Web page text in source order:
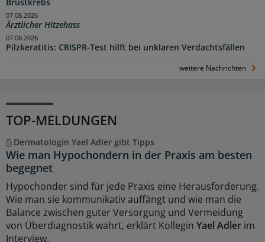
Brustkrebs
Ärztlicher Hitzehass
07.08.2026
Pilzkeratitis: CRISPR-Test hilft bei unklaren Verdachtsfällen
07.08.2026
weitere Nachrichten
TOP-MELDUNGEN
Dermatologin Yael Adler gibt Tipps
Wie man Hypochondern in der Praxis am besten
begegnet
Hypochonder sind für jede Praxis eine Herausforderung.
Wie man sie kommunikativ auffängt und wie man die
Balance zwischen guter Versorgung und Vermeidung
von Überdiagnostik wahrt, erklärt Kollegin Yael Adler im
Interview.